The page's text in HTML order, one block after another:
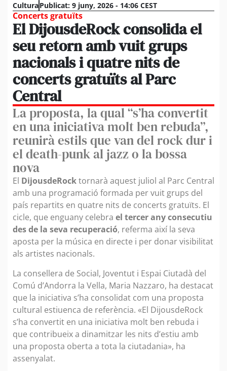
CulturaPublicat: 9 juny, 2026 - 14:06 CEST
Concerts gratuïts
El DijousdeRock consolida el
seu retorn amb vuit grups
nacionals i quatre nits de
concerts gratuïts al Parc
Central
La proposta, la qual “s’ha convertit
en una iniciativa molt ben rebuda”,
reunirà estils que van del rock dur i
el death-punk al jazz o la bossa
nova
El DijousdeRocktornarà aquest juliol al Parc Central
amb una programació formada per vuit grups del
país repartits en quatre nits de concerts gratuïts. El
cicle, que enguany celebra el tercer any consecutiu
des de la seva recuperació, referma així la seva
aposta per la música en directe i per donar visibilitat
als artistes nacionals.
La consellera de Social, Joventut i Espai Ciutadà del
Comú d’Andorra la Vella, Maria Nazzaro, ha destacat
que la iniciativa s’ha consolidat com una proposta
cultural estiuenca de referència. «El DijousdeRock
s’ha convertit en una iniciativa molt ben rebuda i
que contribueix a dinamitzar les nits d’estiu amb
una proposta oberta a tota la ciutadania», ha
assenyalat.